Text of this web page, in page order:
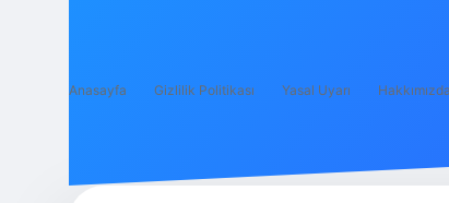
Anasayfa Gizlilik Politikası Yasal Uyarı Hakkımızda